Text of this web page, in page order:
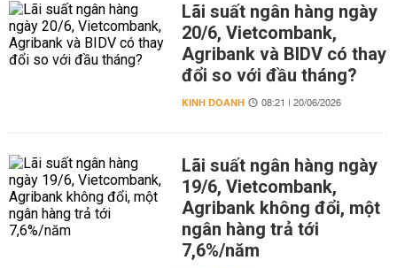
Lãi suất ngân hàng ngày
20/6, Vietcombank,
Agribank và BIDV có thay
đổi so với đầu tháng?
KINH DOANH 08:21 | 20/06/2026
Lãi suất ngân hàng ngày
19/6, Vietcombank,
Agribank không đổi, một
ngân hàng trả tới
7,6%/năm